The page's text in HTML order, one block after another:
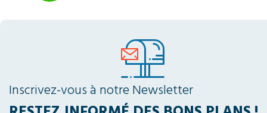
Inscrivez-vous à notre Newsletter